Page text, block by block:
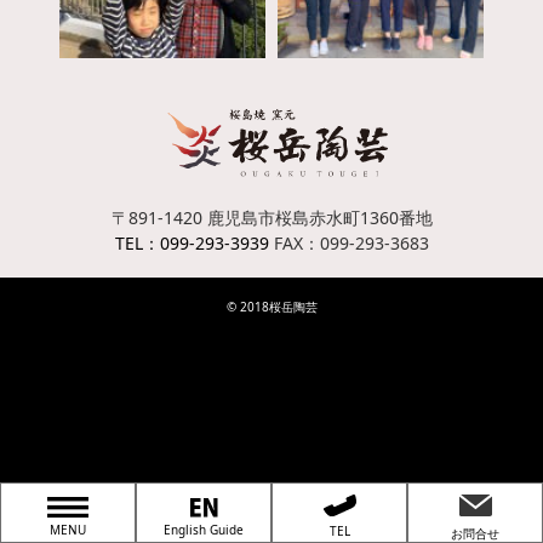
〒891-1420 鹿児島市桜島赤水町1360番地
TEL：099-293-3939 FAX：099-293-3683
© 2018桜岳陶芸
MENU English Guide TEL お問合せ